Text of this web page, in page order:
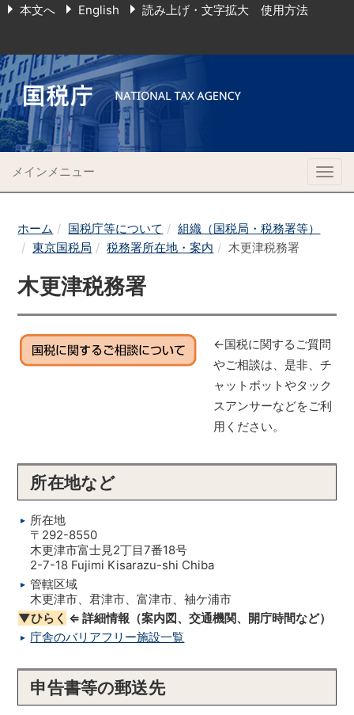
本文へ English 読み上げ・文字拡大 使用方法
メインメニュー
ホーム 国税庁等について
組織（国税局・税務署等）
東京国税局
税務署所在地・案内 木更津税務署
木更津税務署
←国税に関するご質問
やご相談は、是非、チ
ャットボットやタック
スアンサーなどをご利
用ください。
所在地など
所在地
〒292-8550
木更津市富士見2丁目7番18号
2-7-18 Fujimi Kisarazu-shi Chiba
管轄区域
木更津市、君津市、富津市、袖ケ浦市
▼ひらく ⇐ 詳細情報（案内図、交通機関、開庁時間など）
庁舎のバリアフリー施設一覧
申告書等の郵送先